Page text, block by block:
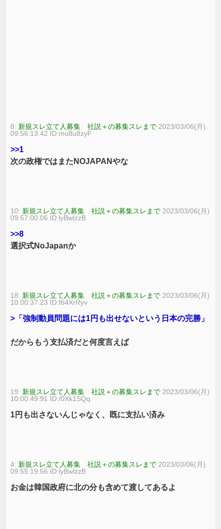
8: 新規スレ立て人募集 社説＋の募集スレまで 2023/03/06(月)
09:56:13.42 ID:mu8u8zyF
>>1
次の政権ではまたNOJAPANやな
10: 新規スレ立て人募集 社説＋の募集スレまで 2023/03/06(月)
09:57:00.06 ID:lyBwlzzB
>>8
選択式NoJapanか
18: 新規スレ立て人募集 社説＋の募集スレまで 2023/03/06(月)
10:00:37.23 ID:f64XrRyv
>「強制動員問題には1円も出せないという日本の完勝」
だからもう支払済だと何度言えば
19: 新規スレ立て人募集 社説＋の募集スレまで 2023/03/06(月)
10:00:49.91 ID:/0Xk1SQq
1円も出さないんじゃなく、既に支払い済み
4: 新規スレ立て人募集 社説＋の募集スレまで 2023/03/06(月)
09:55:19.56 ID:lyBwlzzB
お金は韓国政府に北の分も含めて渡してあるよ